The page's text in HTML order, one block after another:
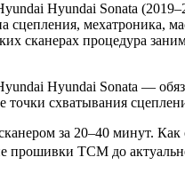
Hyundai Sonata
сцепления, мехатроника,
сканерах процедура
Hyundai Sonata —
схватывания
за 20–40 минут.
прошивки TCM до